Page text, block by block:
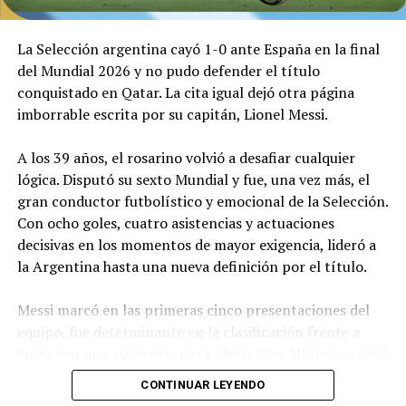
dos remates desde afuera del área de Rodri y de Cubarsí,
otra vez Dibu dijo presente para mantener el cero.
Sobre el final, Enzo Fernández vio la segunda amarilla y
suplementario, que llegó luego de una tremenda atajada
de Dibu luego de un tiro libre de Yamal.
Argentina aguantaba en el alargue con uno menos. Sin
embargo, una pelota cruzada al segundo palo encontró
Ferrán que decretó el 1-0.
Segunda final para esta Selección que se ganó el orgullo
La Selección argentina cayó 1-0 ante España en la final
del Mundial 2026 y no pudo defender el título
conquistado en Qatar. La cita igual dejó otra página
imborrable escrita por su capitán, Lionel Messi.
A los 39 años, el rosarino volvió a desafiar cualquier
lógica. Disputó su sexto Mundial y fue, una vez más, el
gran conductor futbolístico y emocional de la Selección.
Con ocho goles, cuatro asistencias y actuaciones
decisivas en los momentos de mayor exigencia, lideró a
la Argentina hasta una nueva definición por el título.
Messi marcó en las primeras cinco presentaciones del
a aparecer en la inolvidable remontada frente a
Inglaterra, cuando asistió a Enzo Fernández y Lautaro
CONTINUAR LEYENDO